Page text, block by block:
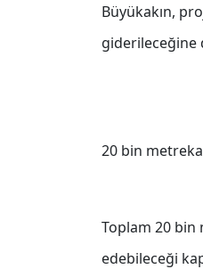
Büyükakın,
giderileceğine
20 bin
Toplam 20 bin
edebileceği